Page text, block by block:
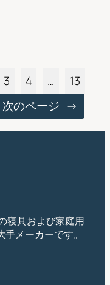
3 4 …
13
次のページ →
寝具および家庭用
メーカーです。